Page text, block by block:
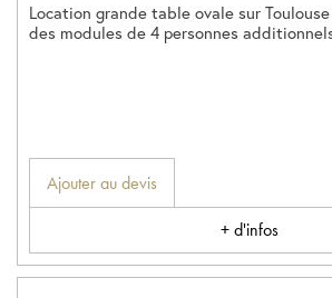
Location grande table ovale sur
des modules de 4 personnes
Ajouter au devis
+ d'infos